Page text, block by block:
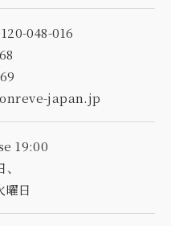
048-016
japan.jp
19:00
曜日